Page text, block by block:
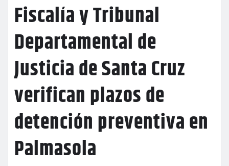
Fiscalía y Tribunal
Departamental de
Justicia de Santa Cruz
verifican plazos de
detención preventiva en
Palmasola